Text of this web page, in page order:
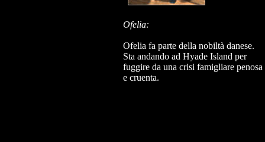
Ofelia:
Ofelia fa parte della nobiltà danese.
Sta andando ad Hyade Island per
fuggire da una crisi famigliare penosa
e cruenta.